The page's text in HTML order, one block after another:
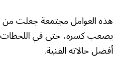
هذه العوامل مجتمعة جعلت من
يصعب كسره، حتى في اللحظات
أفضل حالاته الفنية.